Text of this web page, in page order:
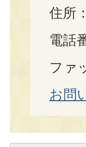
住所
電話
ファ
お問